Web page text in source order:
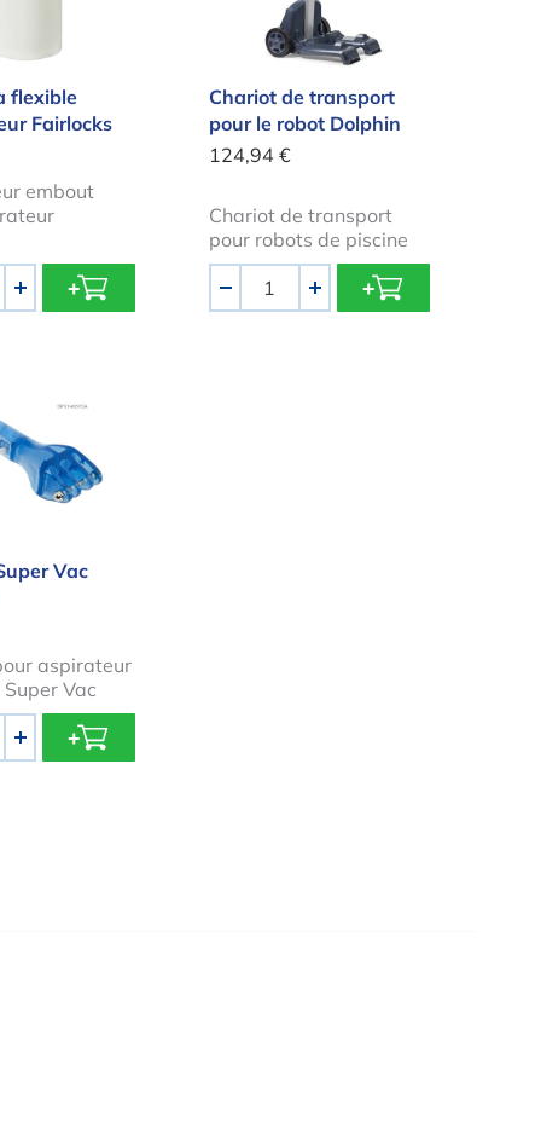
flexible
Fairlocks
embout
+
Chariot de transport
pour le robot Dolphin
124,94 €
Chariot de transport
pour robots de piscine
Quantité
+
Vac
aspirateur
Vac
+